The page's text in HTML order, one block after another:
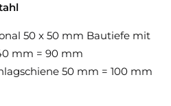
50 x 50 mm Bautiefe mit
mm = 90 mm
50 mm = 100 mm